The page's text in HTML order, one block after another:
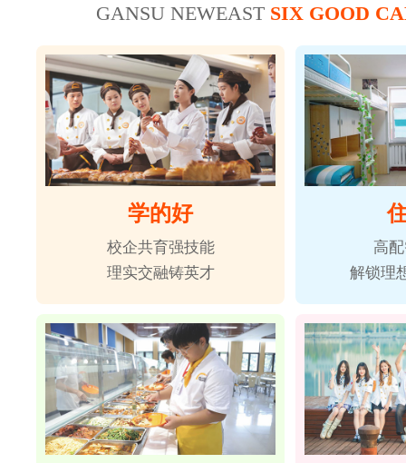
GANSU NEWEASTSIX GOOD
学的好
校企共育强技能
理实交融铸英才
高
解锁理